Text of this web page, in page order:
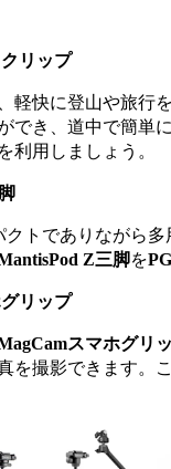
リップ
軽快に登山や旅行
でき、道中で簡単
利用しましょう。
クトでありながら
Z三脚を
リップ
スマホグリ
を撮影できます。